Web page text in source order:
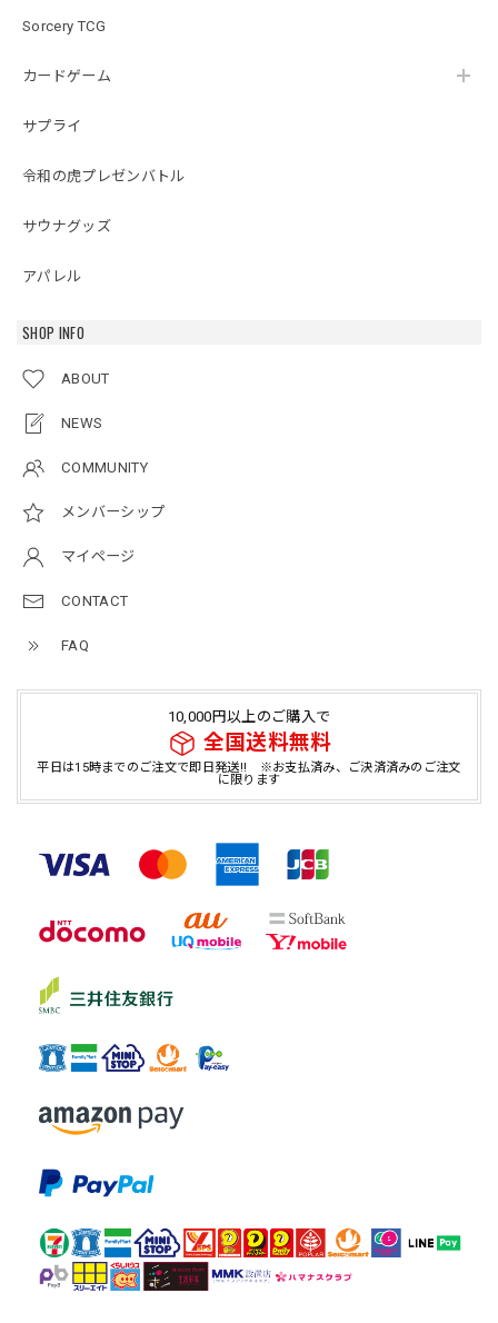
Sorcery TCG
カードゲーム
サプライ
令和の虎プレゼンバトル
サウナグッズ
アパレル
SHOP INFO
ABOUT
NEWS
COMMUNITY
メンバーシップ
マイページ
CONTACT
FAQ
10,000円以上のご購入で
全国送料無料
平日は15時までのご注文で即日発送!! ※お支払済み、ご決済済みのご注文
に限ります